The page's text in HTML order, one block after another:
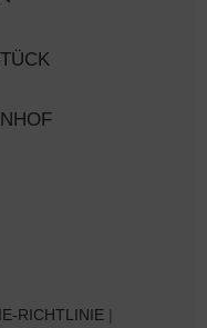
RICHTLINIE